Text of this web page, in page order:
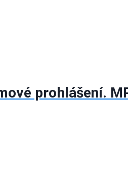
prohlášení.